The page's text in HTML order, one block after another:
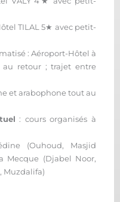
TILAL 5★ avec petit-
: Aéroport-Hôtel à
au retour ; trajet entre
et arabophone tout au
: cours organisés à
(Ouhoud, Masjid
Mecque (Djabel Noor,
Muzdalifa)